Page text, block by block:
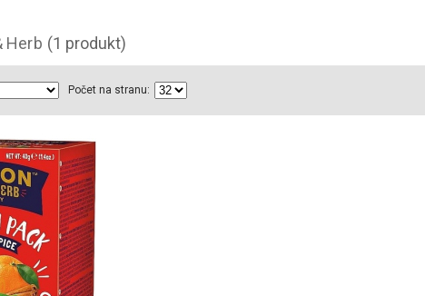
Herb (1 produkt)
Počet na stranu: